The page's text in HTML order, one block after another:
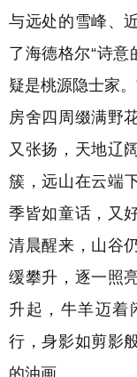
与远处的雪峰、
了海德格尔“诗意
疑是桃源隐士家。
房舍四周缀满野
又张扬，天地辽
簇，远山在云端
季皆如童话 ，又
清晨醒来，山谷
缓攀升，逐一照
升起，牛羊迈着
行，身影如剪影